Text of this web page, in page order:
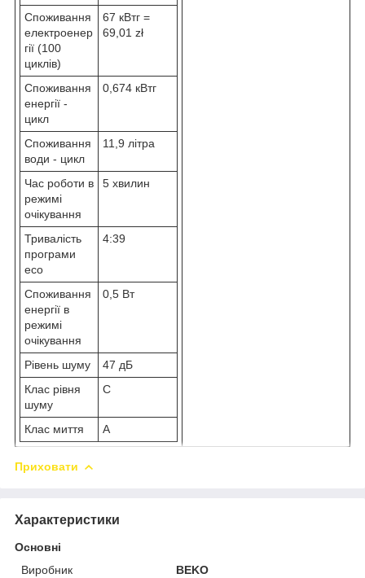
Споживання
електроенер
гії (100
циклів)
67 кВтг =
69,01 zł
Споживання
енергії -
цикл
0,674 кВтг
Споживання
води - цикл
11,9 літра
Час роботи в
режимі
очікування
5 хвилин
Тривалість
програми
eco
4:39
Споживання
енергії в
режимі
очікування
0,5 Вт
Рівень шуму
47 дБ
Клас рівня
шуму
C
Клас миття A
Приховати
Характеристики
Основні
Виробник
BEKO